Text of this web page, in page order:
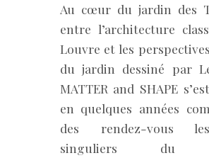
Au cœur du jardin des
entre l’architecture
Louvre et les
du jardin dessiné par
MATTER and SHAPE
en quelques années
des rendez-vous
singuliers du